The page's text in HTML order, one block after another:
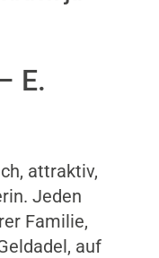
E.
attraktiv,
Jeden
Familie,
auf